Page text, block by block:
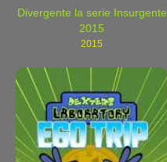
Divergente la serie Insurgente
2015
2015